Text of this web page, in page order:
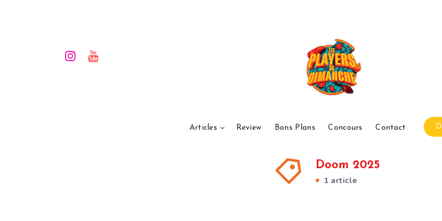
Articles Review Bons Plans Concours Contact
Doom 2025
1 article